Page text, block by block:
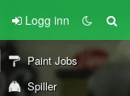
Logg inn
Paint Jobs
Spiller